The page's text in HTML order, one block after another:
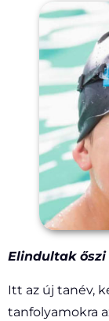
Elindultak
Itt az új tanév,
tanfolyamokra